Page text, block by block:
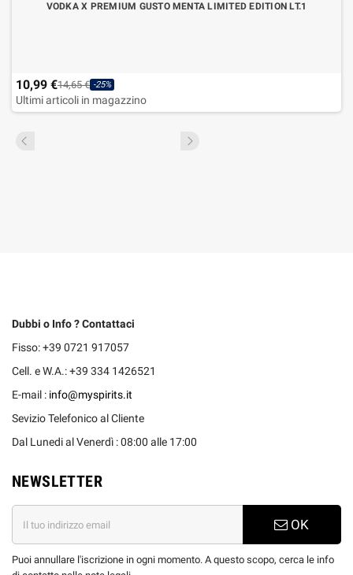
VODKA X PREMIUM GUSTO MENTA LIMITED EDITION LT.1
10,99 €14,65 € -25%
Ultimi articoli in magazzino
Dubbi o Info ? Contattaci
Fisso: +39 0721 917057
Cell. e W.A.: +39 334 1426521
E-mail : info@myspirits.it
Sevizio Telefonico al Cliente
Dal Lunedi al Venerdì : 08:00 alle 17:00
NEWSLETTER
OK
Puoi annullare l'iscrizione in ogni momento. A questo scopo, cerca le info